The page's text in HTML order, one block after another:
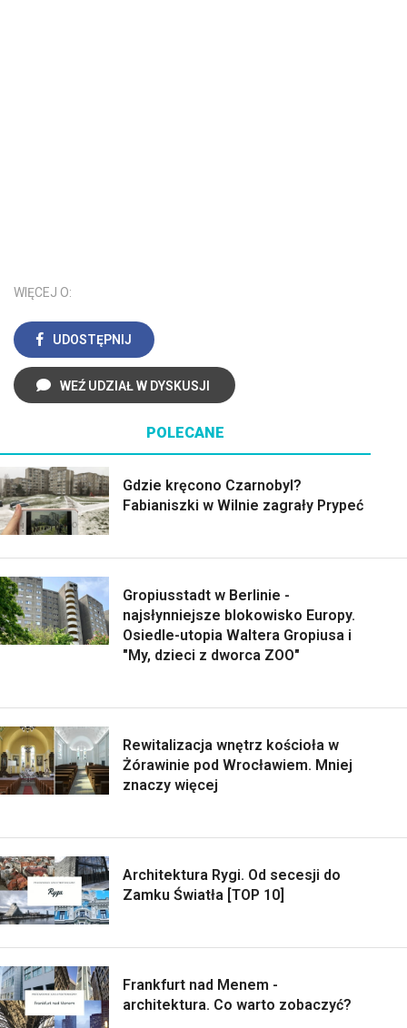
WIĘCEJ O:
UDOSTĘPNIJ
WEŹ UDZIAŁ W DYSKUSJI
POLECANE
Gdzie kręcono Czarnobyl?
Fabianiszki w Wilnie zagrały Prypeć
Gropiusstadt w Berlinie -
najsłynniejsze blokowisko Europy.
Osiedle-utopia Waltera Gropiusa i
"My, dzieci z dworca ZOO"
Rewitalizacja wnętrz kościoła w
Żórawinie pod Wrocławiem. Mniej
znaczy więcej
Architektura Rygi. Od secesji do
Zamku Światła [TOP 10]
Frankfurt nad Menem -
architektura. Co warto zobaczyć?